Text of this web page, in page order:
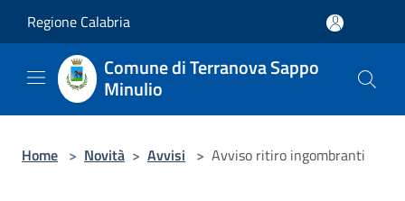
Regione Calabria
Comune di Terranova Sappo
Minulio
Home > Novità > Avvisi > Avviso ritiro ingombranti